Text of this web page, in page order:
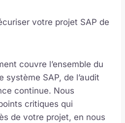
votre projet SAP de
couvre l’ensemble du
SAP, de l’audit
continue. Nous
critiques qui
de votre projet, en nous